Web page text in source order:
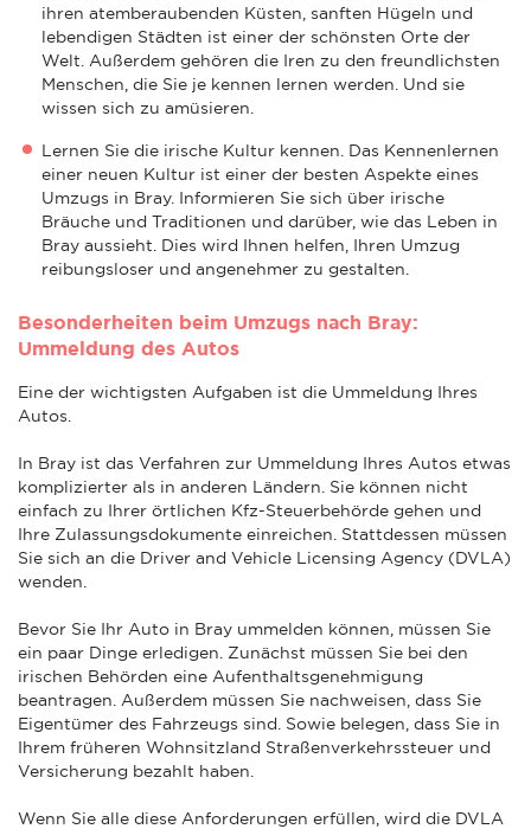
ihren atemberaubenden Küsten, sanften Hügeln und
lebendigen Städten ist einer der schönsten Orte der
Welt. Außerdem gehören die Iren zu den freundlichsten
Menschen, die Sie je kennen lernen werden. Und sie
wissen sich zu amüsieren.
Lernen Sie die irische Kultur kennen. Das Kennenlernen
einer neuen Kultur ist einer der besten Aspekte eines
Umzugs in Bray. Informieren Sie sich über irische
Bräuche und Traditionen und darüber, wie das Leben in
Bray aussieht. Dies wird Ihnen helfen, Ihren Umzug
reibungsloser und angenehmer zu gestalten.
Besonderheiten beim Umzugs nach Bray:
Ummeldung des Autos
Eine der wichtigsten Aufgaben ist die Ummeldung Ihres
Autos.
In Bray ist das Verfahren zur Ummeldung Ihres Autos etwas
komplizierter als in anderen Ländern. Sie können nicht
einfach zu Ihrer örtlichen Kfz-Steuerbehörde gehen und
Ihre Zulassungsdokumente einreichen. Stattdessen müssen
Sie sich an die Driver and Vehicle Licensing Agency (DVLA)
wenden.
Bevor Sie Ihr Auto in Bray ummelden können, müssen Sie
ein paar Dinge erledigen. Zunächst müssen Sie bei den
irischen Behörden eine Aufenthaltsgenehmigung
beantragen. Außerdem müssen Sie nachweisen, dass Sie
Eigentümer des Fahrzeugs sind. Sowie belegen, dass Sie in
Ihrem früheren Wohnsitzland Straßenverkehrssteuer und
Versicherung bezahlt haben.
Wenn Sie alle diese Anforderungen erfüllen, wird die DVLA